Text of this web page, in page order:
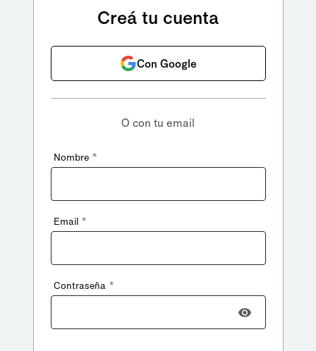
Creá tu cuenta
Con Google
O con tu email
Nombre *
Email *
Contraseña *